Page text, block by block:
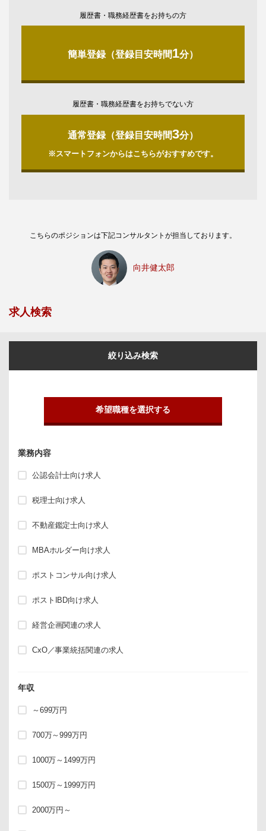
履歴書・職務経歴書をお持ちの方
簡単登録（登録目安時間1分）
履歴書・職務経歴書をお持ちでない方
通常登録（登録目安時間3分）
※スマートフォンからはこちらがおすすめです。
こちらのポジションは下記コンサルタントが担当しております。
向井健太郎
求人検索
絞り込み検索
希望職種を選択する
業務内容
公認会計士向け求人
税理士向け求人
不動産鑑定士向け求人
MBAホルダー向け求人
ポストコンサル向け求人
ポストIBD向け求人
経営企画関連の求人
CxO／事業統括関連の求人
年収
～699万円
700万～999万円
1000万～1499万円
1500万～1999万円
2000万円～